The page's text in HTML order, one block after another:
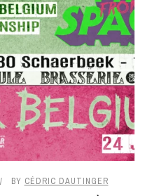
BY CÉDRIC DAUTINGER